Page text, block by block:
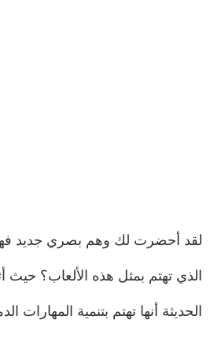
لقد أحضرت لك وهم بصري جديد
الذي تهتم بمثل هذه الألعاب؟ حيث
الحديثة أنها تهتم بتنمية المهارات